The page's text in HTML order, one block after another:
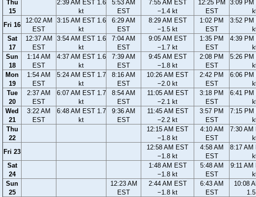
Thu
15
2:39 AM EST 1.6
kt
5:53 AM
EST
7:55 AM EST
−1.4 kt
12:25 PM
EST
3:09 PM
Fri 16
12:02 AM
EST
3:15 AM EST 1.6
kt
6:29 AM
EST
8:29 AM EST
−1.5 kt
1:02 PM
EST
3:52 PM
Sat
17
12:37 AM
EST
3:54 AM EST 1.6
kt
7:04 AM
EST
9:05 AM EST
−1.7 kt
1:35 PM
EST
4:39 PM
Sun
18
1:14 AM
EST
4:37 AM EST 1.6
kt
7:39 AM
EST
9:45 AM EST
−1.8 kt
2:08 PM
EST
5:26 PM
Mon
19
1:54 AM
EST
5:24 AM EST 1.7
kt
8:16 AM
EST
10:26 AM EST
−2.0 kt
2:42 PM
EST
6:06 PM
Tue
20
2:37 AM
EST
6:07 AM EST 1.7
kt
8:54 AM
EST
11:05 AM EST
−2.1 kt
3:18 PM
EST
6:41 PM
Wed
21
3:22 AM
EST
6:48 AM EST 1.7
kt
9:36 AM
EST
11:45 AM EST
−2.2 kt
3:57 PM
EST
7:15 PM
Thu
22
12:15 AM EST
−1.8 kt
4:10 AM
EST
7:30 AM
Fri 23
12:58 AM EST
−1.8 kt
4:58 AM
EST
8:17 AM
Sat
24
1:48 AM EST
−1.8 kt
5:48 AM
EST
9:11 AM
Sun
25
12:23 AM
EST
2:44 AM EST
−1.8 kt
6:43 AM
EST
10:08